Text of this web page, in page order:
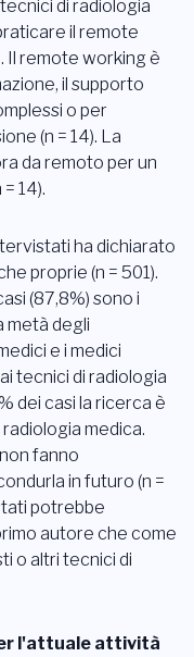
di radiologia
il remote
Il remote working è
il supporto
o per
(n = 14). La
da remoto per un
14).
ha dichiarato
proprie (n = 501).
(87,8%) sono i
metà degli
e i medici
tecnici di radiologia
dei casi la ricerca è
medica.
fanno
in futuro (n =
potrebbe
autore che come
o altri tecnici di
l'attuale attività